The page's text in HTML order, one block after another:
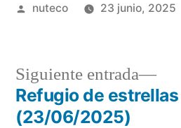
Publicada
nuteco 23 junio, 2025
Navegación
Siguiente entrada
Refugio de estrellas
(23/06/2025)